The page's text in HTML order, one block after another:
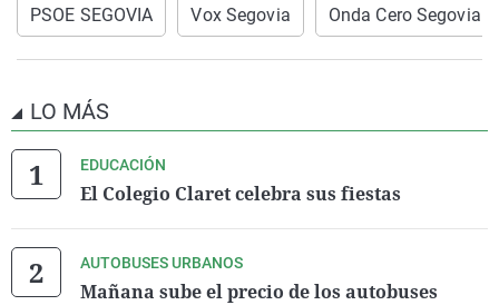
PSOE SEGOVIA Vox Segovia Onda Cero Segovia
LO MÁS
EDUCACIÓN
El Colegio Claret celebra sus fiestas
AUTOBUSES URBANOS
Mañana sube el precio de los autobuses